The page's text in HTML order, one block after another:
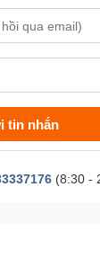
tin nhắn
(8:30 -